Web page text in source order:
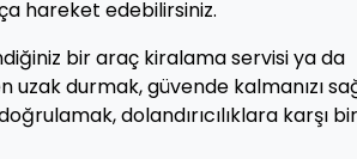
hareket edebilirsiniz.
bir araç kiralama servisi ya da
uzak durmak, güvende kalmanızı
dolandırıcılıklara karşı bir